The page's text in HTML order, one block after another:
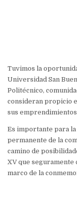
Tuvimos la
Universidad San
Politécnico,
consideran propicio
sus
Es importante para
permanente de la
camino de
XV que seguramente
marco de la